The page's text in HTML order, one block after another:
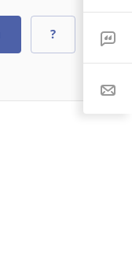
?